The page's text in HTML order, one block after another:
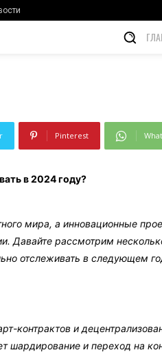
Pinterest
в 2024 году?
мира, а инновационные
Давайте рассмотрим
отслеживать в следующем
контрактов и
шардирование и переход на